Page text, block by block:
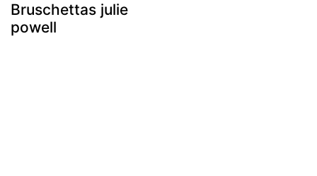
Bruschettas julie
powell